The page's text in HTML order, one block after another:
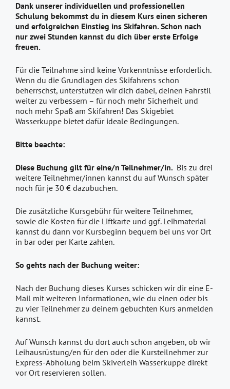
Dank unserer individuellen und professionellen
Schulung bekommst du in diesem Kurs einen sicheren
und erfolgreichen Einstieg ins Skifahren. Schon nach
nur zwei Stunden kannst du dich über erste Erfolge
freuen.
Für die Teilnahme sind keine Vorkenntnisse erforderlich.
Wenn du die Grundlagen des Skifahrens schon
beherrschst, unterstützen wir dich dabei, deinen Fahrstil
weiter zu verbessern – für noch mehr Sicherheit und
noch mehr Spaß am Skifahren! Das Skigebiet
Wasserkuppe bietet dafür ideale Bedingungen.
Bitte beachte:
Diese Buchung gilt für eine/n Teilnehmer/in. Bis zu drei
weitere Teilnehmer/innen kannst du auf Wunsch später
noch für je 30 € dazubuchen.
Die zusätzliche Kursgebühr für weitere Teilnehmer,
sowie die Kosten für die Liftkarte und ggf. Leihmaterial
kannst du dann vor Kursbeginn bequem bei uns vor Ort
in bar oder per Karte zahlen.
So gehts nach der Buchung weiter:
Nach der Buchung dieses Kurses schicken wir dir eine E-
Mail mit weiteren Informationen, wie du einen oder bis
zu vier Teilnehmer zu deinem gebuchten Kurs anmelden
kannst.
Auf Wunsch kannst du dort auch schon angeben, ob wir
Leihausrüstung/en für den oder die Kursteilnehmer zur
Express-Abholung beim Skiverleih Wasserkuppe direkt
vor Ort reservieren sollen.